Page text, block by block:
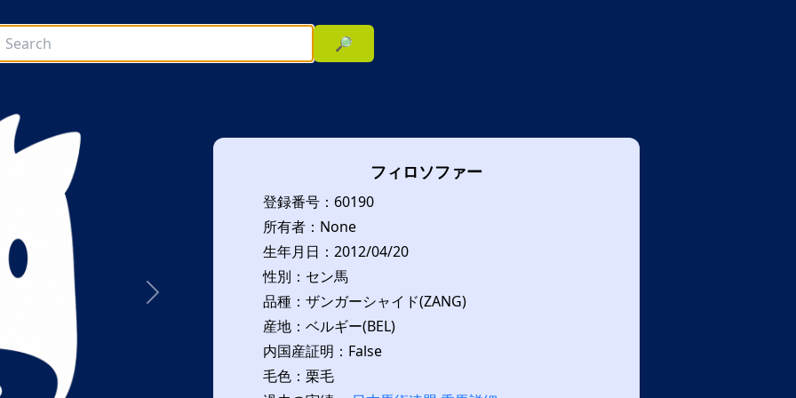
🔎
次へ
フィロソファー
登録番号：60190
所有者：None
生年月日：2012/04/20
性別：セン馬
品種：ザンガーシャイド(ZANG)
産地：ベルギー(BEL)
内国産証明：False
毛色：栗毛